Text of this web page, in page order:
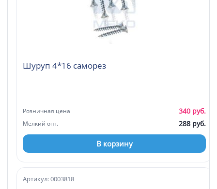
Шуруп 4*16 саморез
Розничная цена 340 руб.
Мелкий опт. 288 руб.
В корзину
Артикул: 0003818